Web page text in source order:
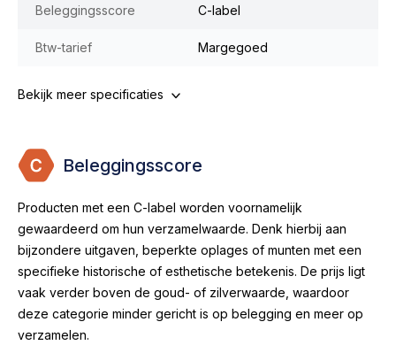
Beleggingsscore C-label
Btw-tarief Margegoed
Bekijk meer specificaties
Beleggingsscore
Producten met een C-label worden voornamelijk
gewaardeerd om hun verzamelwaarde. Denk hierbij aan
bijzondere uitgaven, beperkte oplages of munten met een
specifieke historische of esthetische betekenis. De prijs ligt
vaak verder boven de goud- of zilverwaarde, waardoor
deze categorie minder gericht is op belegging en meer op
verzamelen.